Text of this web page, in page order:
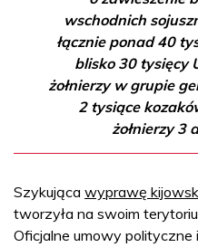
wschodnich
łącznie ponad 40
blisko 30 tysięcy
żołnierzy w grupie
2 tysiące
żołnierzy 3
Szykująca wyprawę
tworzyła na swoim
Oficjalne umowy